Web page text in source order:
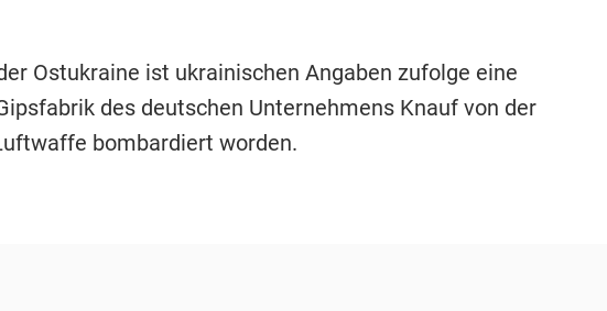
Ostukraine ist ukrainischen Angaben zufolge eine
des deutschen Unternehmens Knauf von der
bombardiert worden.